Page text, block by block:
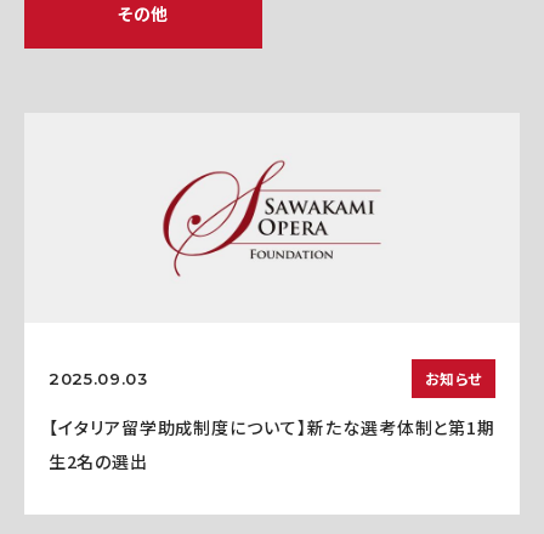
その他
2025.09.03 お知らせ
【イタリア留学助成制度について】新たな選考体制と第1期
生2名の選出